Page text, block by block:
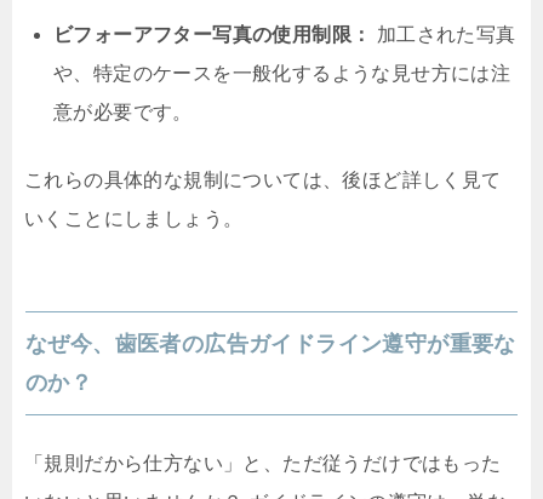
ビフォーアフター写真の使用制限：
加工された写真
や、特定のケースを一般化するような見せ方には注
意が必要です。
これらの具体的な規制については、後ほど詳しく見て
いくことにしましょう。
なぜ今、歯医者の広告ガイドライン遵守が重要な
のか？
「規則だから仕方ない」と、ただ従うだけではもった